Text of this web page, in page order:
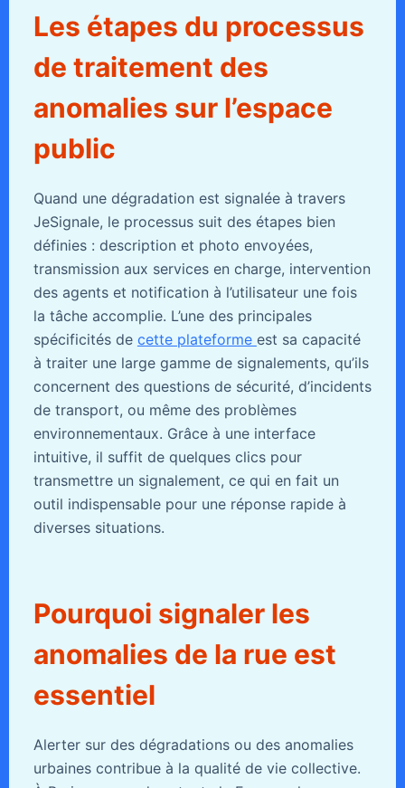
Les étapes du processus
de traitement des
anomalies sur l’espace
public
Quand une dégradation est signalée à travers
JeSignale, le processus suit des étapes bien
définies : description et photo envoyées,
transmission aux services en charge, intervention
des agents et notification à l’utilisateur une fois
la tâche accomplie. L’une des principales
spécificités de cette plateforme est sa capacité
à traiter une large gamme de signalements, qu’ils
concernent des questions de sécurité, d’incidents
de transport, ou même des problèmes
environnementaux. Grâce à une interface
intuitive, il suffit de quelques clics pour
transmettre un signalement, ce qui en fait un
outil indispensable pour une réponse rapide à
diverses situations.
Pourquoi signaler les
anomalies de la rue est
essentiel
Alerter sur des dégradations ou des anomalies
urbaines contribue à la qualité de vie collective.